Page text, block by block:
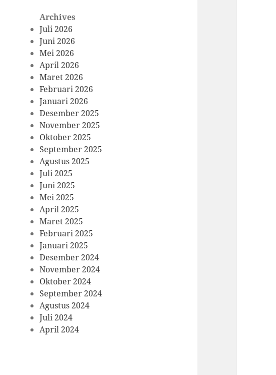
Archives
Juli 2026
Juni 2026
Mei 2026
April 2026
Maret 2026
Februari 2026
Januari 2026
Desember 2025
November 2025
Oktober 2025
September 2025
Agustus 2025
Juli 2025
Juni 2025
Mei 2025
April 2025
Maret 2025
Februari 2025
Januari 2025
Desember 2024
November 2024
Oktober 2024
September 2024
Agustus 2024
Juli 2024
April 2024